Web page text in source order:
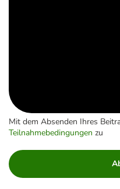
Mit dem Absenden Ihres
Teilnahmebedingungen zu